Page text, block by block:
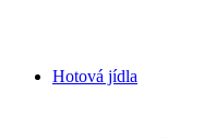
Hotová jídla